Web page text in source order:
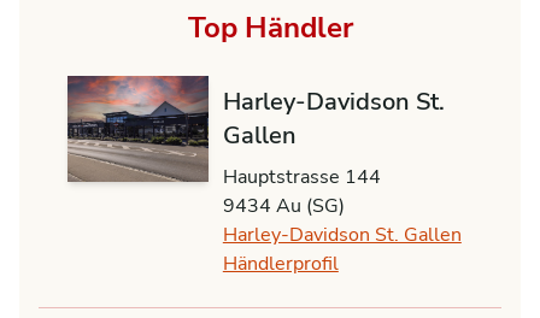
Top Händler
Harley-Davidson St.
Gallen
Hauptstrasse 144
9434 Au (SG)
Harley-Davidson St. Gallen
Händlerprofil